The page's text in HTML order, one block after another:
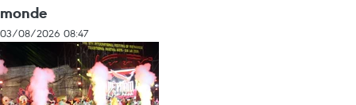
monde
03/08/2026 08:47